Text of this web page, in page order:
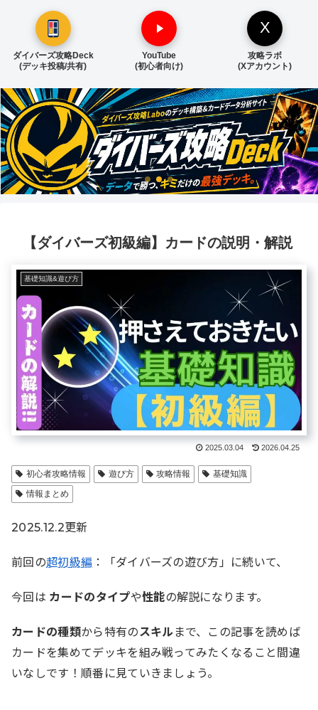
ダイバーズ攻略Deck
(デッキ投稿/共有)
YouTube
(初心者向け)
X
攻略ラボ
(Xアカウント)
【ダイバーズ初級編】カードの説明・解説
基礎知識&遊び方
2025.03.04 2026.04.25
初心者攻略情報 遊び方 攻略情報
基礎知識
情報まとめ
2025.12.2更新
前回の超初級編 ：「ダイバーズの遊び方」に続いて、
今回は カードのタイプや性能の解説になります。
カードの種類から特有のスキル まで、この記事を読めば
カードを集めてデッキを組み戦ってみたくなること間違
いなしです！順番に見ていきましょう。